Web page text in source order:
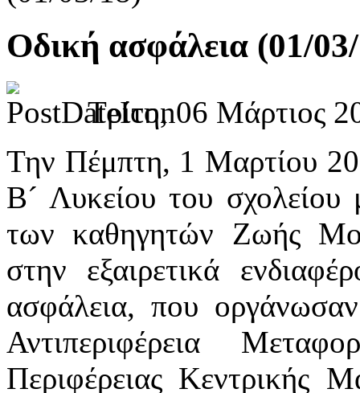
Οδική ασφάλεια (01/
Τρίτη, 06 Μάρτιος
Την Πέμπτη, 1 Μαρτίου
Β´ Λυκείου του σχολείου
των καθηγητών Ζωής
στην εξαιρετικά
ασφάλεια, που
Αντιπεριφέρεια
Περιφέρειας Κεντρικής